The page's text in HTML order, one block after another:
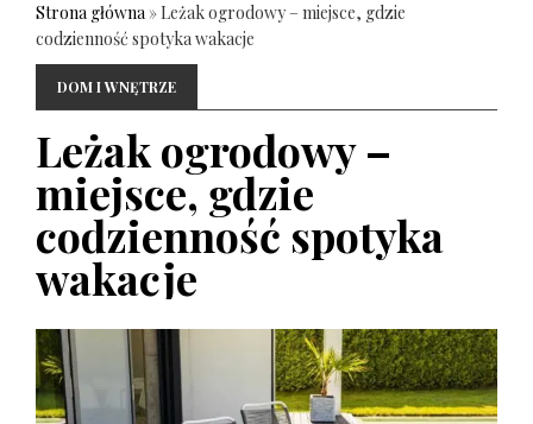
Strona główna»Leżak ogrodowy – miejsce, gdzie
codzienność spotyka wakacje
DOM I WNĘTRZE
Leżak ogrodowy –
miejsce, gdzie
codzienność spotyka
wakacje